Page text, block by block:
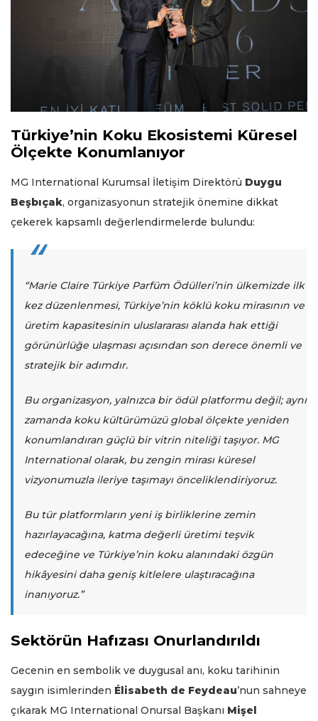
Türkiye’nin Koku Ekosistemi Küresel
Ölçekte Konumlanıyor
MG International Kurumsal İletişim Direktörü Duygu
Beşbıçak, organizasyonun stratejik önemine dikkat
çekerek kapsamlı değerlendirmelerde bulundu:
“Marie Claire Türkiye Parfüm Ödülleri’nin ülkemizde ilk
kez düzenlenmesi, Türkiye’nin köklü koku mirasının ve
üretim kapasitesinin uluslararası alanda hak ettiği
görünürlüğe ulaşması açısından son derece önemli ve
stratejik bir adımdır.
Bu organizasyon, yalnızca bir ödül platformu değil; aynı
zamanda koku kültürümüzü global ölçekte yeniden
konumlandıran güçlü bir vitrin niteliği taşıyor. MG
International olarak, bu zengin mirası küresel
vizyonumuzla ileriye taşımayı önceliklendiriyoruz.
Bu tür platformların yeni iş birliklerine zemin
hazırlayacağına, katma değerli üretimi teşvik
edeceğine ve Türkiye’nin koku alanındaki özgün
hikâyesini daha geniş kitlelere ulaştıracağına
inanıyoruz.”
Sektörün Hafızası Onurlandırıldı
Gecenin en sembolik ve duygusal anı, koku tarihinin
saygın isimlerinden Élisabeth de Feydeau’nun sahneye
çıkarak MG International Onursal Başkanı Mişel